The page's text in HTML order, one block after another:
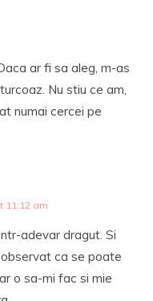
ar fi sa aleg, m-as
Nu stiu ce am,
numai cercei pe
11:12 am
adevar dragut. Si
ca se poate
o sa-mi fac si mie